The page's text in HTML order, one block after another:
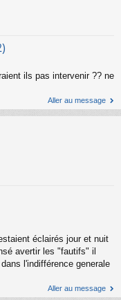
ils pas intervenir ?? ne
Aller au message
éclairés jour et nuit
avertir les "fautifs" il
l'indifférence generale
Aller au message